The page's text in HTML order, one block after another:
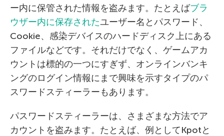
ー内に保管された情報を盗みます。たとえばブラ
ウザー内に保存されたユーザー名とパスワード、
Cookie、感染デバイスのハードディスク上にある
ファイルなどです。それだけでなく、ゲームアカ
ウントは標的の一つにすぎず、オンラインバンキ
ングのログイン情報にまで興味を示すタイプのパ
スワードスティーラーもあります。
パスワードスティーラーは、さまざまな方法でア
カウントを盗みます。たとえば、例としてKpotと